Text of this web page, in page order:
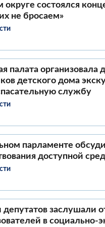
состоялся
не бросаем»
палата организовала
детского дома
службу
парламенте
доступной
заслушали
в социально-